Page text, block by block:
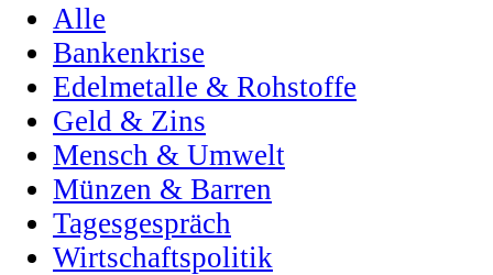
Alle
Bankenkrise
Edelmetalle & Rohstoffe
Geld & Zins
Mensch & Umwelt
Münzen & Barren
Tagesgespräch
Wirtschaftspolitik